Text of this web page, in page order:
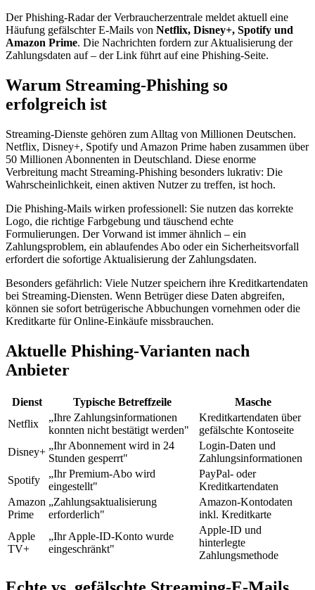
Der Phishing-Radar der Verbraucherzentrale meldet aktuell eine
Häufung gefälschter E-Mails von Netflix, Disney+, Spotify und
Amazon Prime. Die Nachrichten fordern zur Aktualisierung der
Zahlungsdaten auf – der Link führt auf eine Phishing-Seite.
Warum Streaming-Phishing so
erfolgreich ist
Streaming-Dienste gehören zum Alltag von Millionen Deutschen.
Netflix, Disney+, Spotify und Amazon Prime haben zusammen über
50 Millionen Abonnenten in Deutschland. Diese enorme
Verbreitung macht Streaming-Phishing besonders lukrativ: Die
Wahrscheinlichkeit, einen aktiven Nutzer zu treffen, ist hoch.
Die Phishing-Mails wirken professionell: Sie nutzen das korrekte
Logo, die richtige Farbgebung und täuschend echte
Formulierungen. Der Vorwand ist immer ähnlich – ein
Zahlungsproblem, ein ablaufendes Abo oder ein Sicherheitsvorfall
erfordert die sofortige Aktualisierung der Zahlungsdaten.
Besonders gefährlich: Viele Nutzer speichern ihre Kreditkartendaten
bei Streaming-Diensten. Wenn Betrüger diese Daten abgreifen,
können sie sofort betrügerische Abbuchungen vornehmen oder die
Kreditkarte für Online-Einkäufe missbrauchen.
Aktuelle Phishing-Varianten nach
Anbieter
Dienst Typische Betreffzeile
Masche
Netflix
„Ihre Zahlungsinformationen
konnten nicht bestätigt werden"
Kreditkartendaten über
gefälschte Kontoseite
Disney+
„Ihr Abonnement wird in 24
Stunden gesperrt"
Login-Daten und
Zahlungsinformationen
Spotify
„Ihr Premium-Abo wird
eingestellt"
PayPal- oder
Kreditkartendaten
Amazon
Prime
„Zahlungsaktualisierung
erforderlich"
Amazon-Kontodaten
inkl. Kreditkarte
Apple
TV+
„Ihr Apple-ID-Konto wurde
eingeschränkt"
Apple-ID und
hinterlegte
Zahlungsmethode